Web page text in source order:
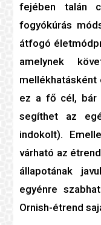
fejében talán
fogyókúrás
átfogó
amelynek
mellékhatásként
ez a fő cél, bár
segíthet az
indokolt).
várható az
állapotának
egyénre
Ornish-étrend